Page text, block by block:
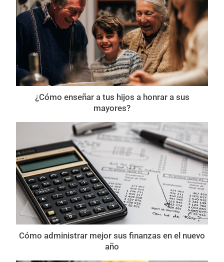
¿Cómo enseñar a tus hijos a honrar a sus
mayores?
Cómo administrar mejor sus finanzas en el nuevo
año